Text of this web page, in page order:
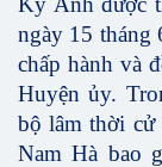
ngày 15 tháng
chấp hành và
Huyện ủy.
bộ lâm thời cử
Nam Hà bao